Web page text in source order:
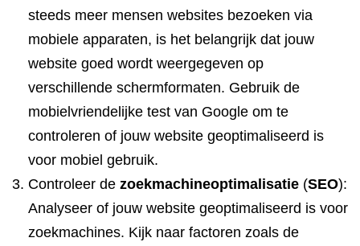
steeds meer mensen websites bezoeken via
mobiele apparaten, is het belangrijk dat jouw
website goed wordt weergegeven op
verschillende schermformaten. Gebruik de
mobielvriendelijke test van Google om te
controleren of jouw website geoptimaliseerd is
voor mobiel gebruik.
Controleer de zoekmachineoptimalisatie (SEO):
Analyseer of jouw website geoptimaliseerd is voor
zoekmachines. Kijk naar factoren zoals de